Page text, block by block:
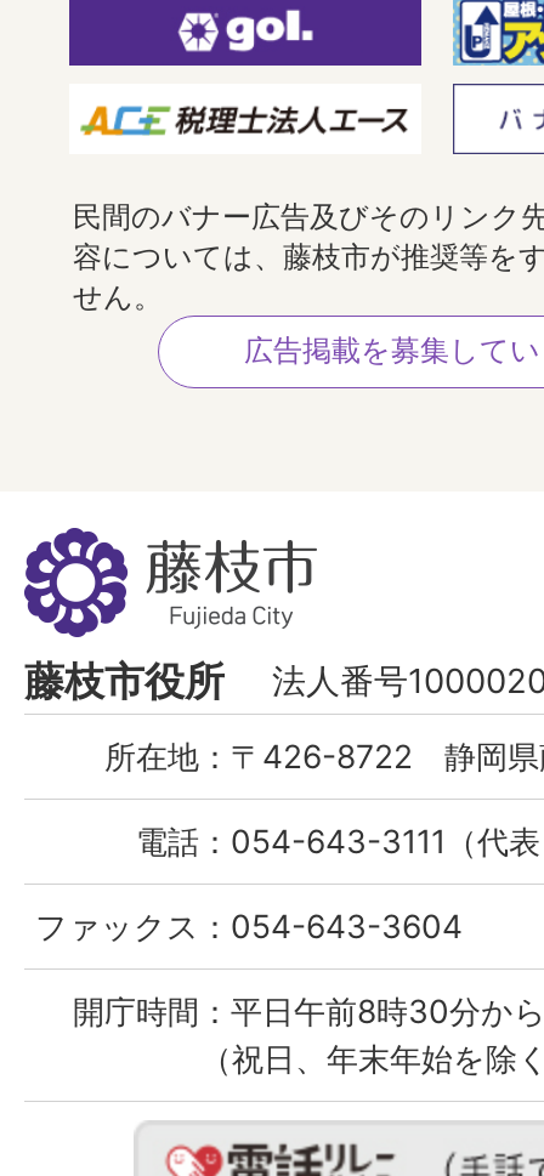
民間のバナー広告及びそのリンク
容については、藤枝市が推奨等を
せん。
広告掲載を募集して
藤
枝
市
Fujieda
City
藤枝市役所 法人番号
所在地： 〒426-8722 静岡県
電話： 054-643-3111（代
ファックス： 054-643-3604
開庁時間： 平日午前8時30分か
（祝日、年末年始を除